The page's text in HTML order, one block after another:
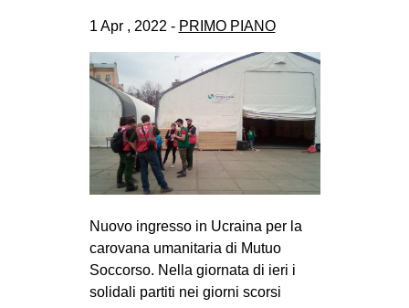
1 Apr , 2022 - PRIMO PIANO
Nuovo ingresso in Ucraina per la
carovana umanitaria di Mutuo
Soccorso. Nella giornata di ieri i
solidali partiti nei giorni scorsi